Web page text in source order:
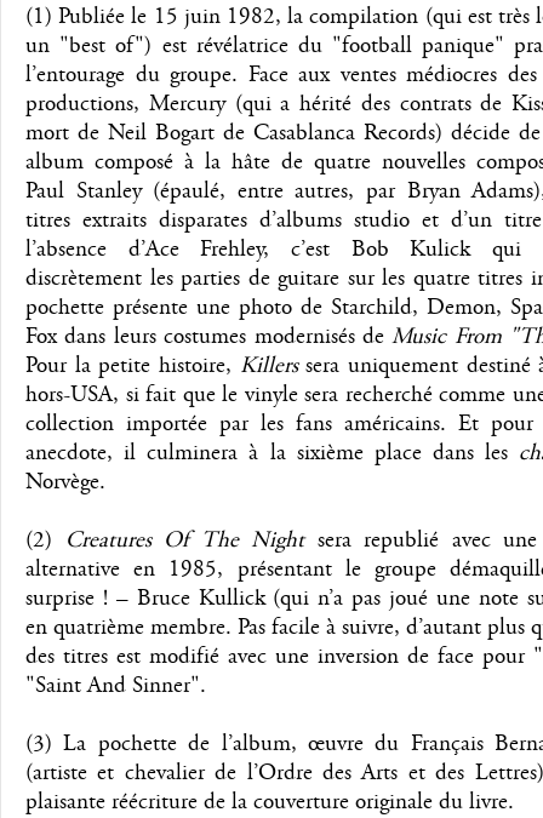
(1) Publiée le 15 juin 1982, la compilation (qui est très
un "best of") est révélatrice du "football panique"
l’entourage du groupe. Face aux ventes médiocres
productions, Mercury (qui a hérité des contrats de
mort de Neil Bogart de Casablanca Records) décide
album composé à la hâte de quatre nouvelles
Paul Stanley (épaulé, entre autres, par Bryan
titres extraits disparates d’albums studio et d’un
l’absence d’Ace Frehley, c’est Bob Kulick qui
discrètement les parties de guitare sur les quatre titres
pochette présente une photo de Starchild, Demon,
Fox dans leurs costumes modernisés deMusic From
Pour la petite histoire, Killerssera uniquement destiné
hors-USA, si fait que le vinyle sera recherché comme
collection importée par les fans américains. Et pour
anecdote, il culminera à la sixième place dans les
Norvège.
(2) Creatures Of The Nightsera republié avec une
alternative en 1985, présentant le groupe
surprise ! – Bruce Kullick (qui n’a pas joué une note
en quatrième membre. Pas facile à suivre, d’autant plus
des titres est modifié avec une inversion de face pour
"Saint And Sinner".
(3) La pochette de l’album, œuvre du Français
(artiste et chevalier de l’Ordre des Arts et des
plaisante réécriture de la couverture originale du livre.